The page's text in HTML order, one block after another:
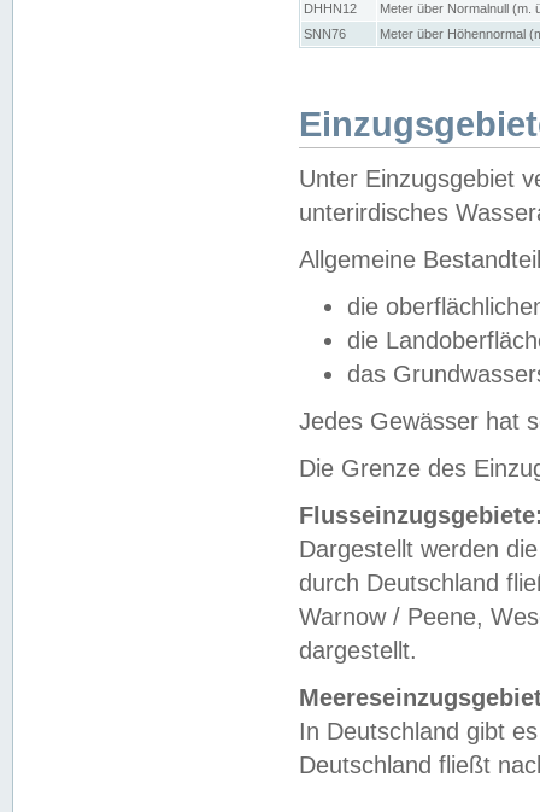
DHHN12
Meter über Normalnull (m.
SNN76
Meter über Höhennormal
Unter Einzugsgebiet
unterirdisches
Allgemeine
die
die
das
Jedes Gewässer hat
Die Grenze des
Dargestellt werden
durch Deutschland
Warnow / Peene,
dargestellt.
In Deutschland gibt
Deutschland fließt